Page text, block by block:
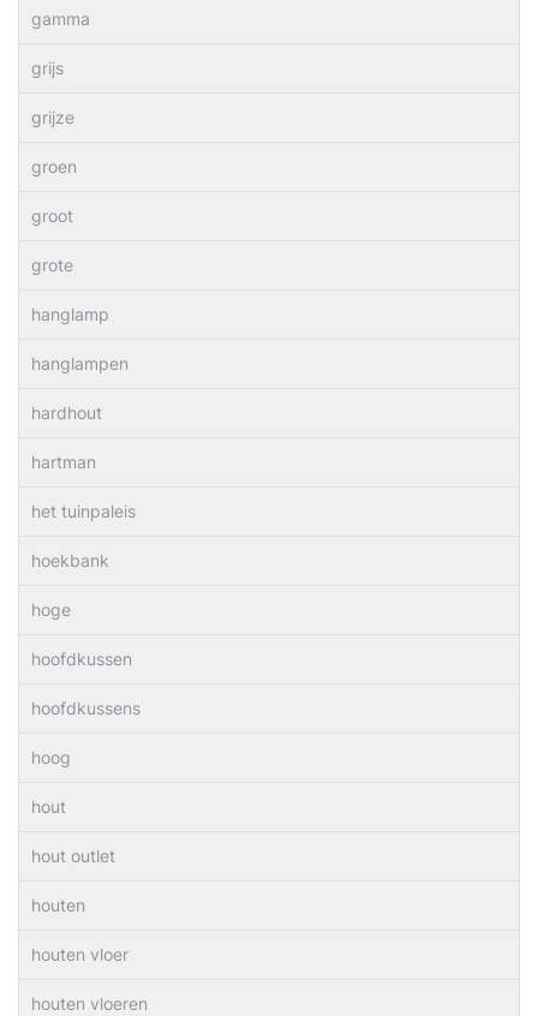
gamma
grijs
grijze
groen
groot
grote
hanglamp
hanglampen
hardhout
hartman
het tuinpaleis
hoekbank
hoge
hoofdkussen
hoofdkussens
hoog
hout
hout outlet
houten
houten vloer
houten vloeren